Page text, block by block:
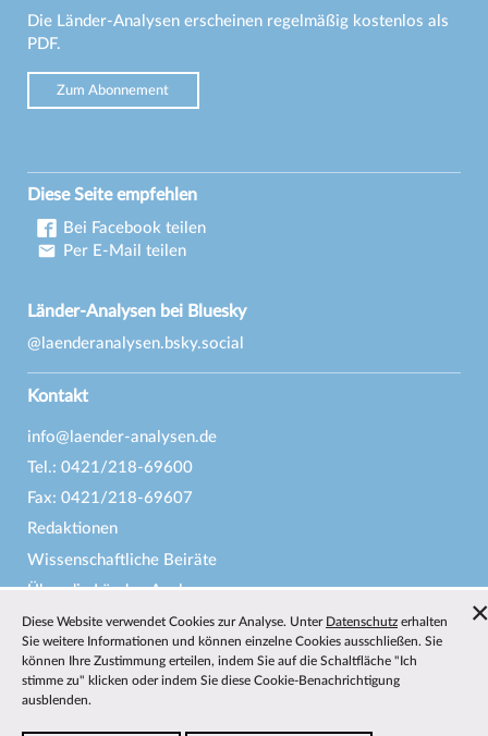
Die Länder-Analysen erscheinen regelmäßig kostenlos als
PDF.
Zum Abonnement
Diese Seite empfehlen
Bei Facebook teilen
Per E-Mail teilen
Länder-Analysen bei Bluesky
@laenderanalysen.bsky.social
Kontakt
info@laender-analysen.de
Tel.: 0421/218-69600
Fax: 0421/218-69607
Redaktionen
Wissenschaftliche Beiräte
Über die Länder-Analysen
Datenschutz—Impressum —Barrierefreiheit
Diese Website verwendet Cookies zur Analyse. Unter Datenschutz erhalten
Sie weitere Informationen und können einzelne Cookies ausschließen. Sie
können Ihre Zustimmung erteilen, indem Sie auf die Schaltfläche "Ich
stimme zu" klicken oder indem Sie diese Cookie-Benachrichtigung
ausblenden.